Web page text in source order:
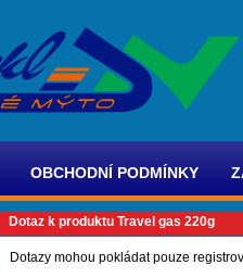
OBCHODNÍ PODMÍNKY
Dotaz k produktu Travel gas 220g
Dotazy mohou pokládat pouze